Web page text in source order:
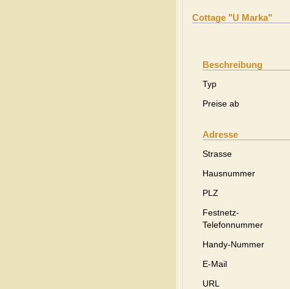
Cottage "U Marka"
Beschreibung
Typ
Preise ab
Adresse
Strasse
Hausnummer
PLZ
Festnetz-
Telefonnummer
Handy-Nummer
E-Mail
URL